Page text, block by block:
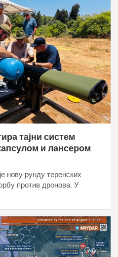
тајни систем
и лансером
нову рунду теренских
против дронова. У